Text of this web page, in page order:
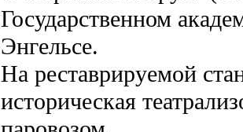
Государственном
Энгельсе.
На реставрируемой
историческая